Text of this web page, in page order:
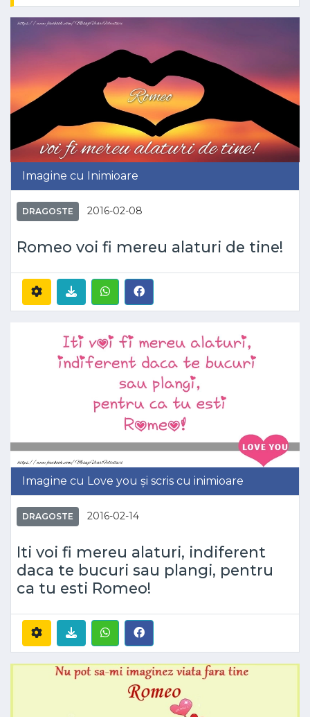
Imagine cu Inimioare
DRAGOSTE 2016-02-08
Romeo voi fi mereu alaturi de tine!
Imagine cu Love you și scris cu inimioare
DRAGOSTE 2016-02-14
Iti voi fi mereu alaturi, indiferent
daca te bucuri sau plangi, pentru
ca tu esti Romeo!